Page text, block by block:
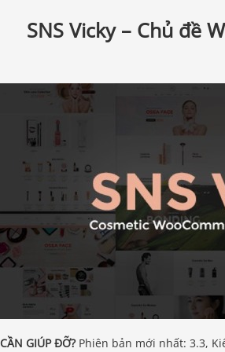
SNS Vicky – Chủ đề
CẦN GIÚP ĐỠ?Phiên bản mới nhất: 3.3,